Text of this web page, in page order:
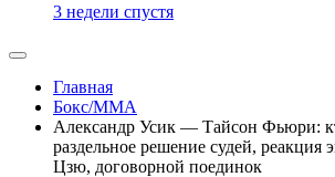
3 недели спустя
Главная
Бокс/MMA
Александр Усик — Тайсон Фьюри:
раздельное решение судей, реакция
Цзю, договорной поединок